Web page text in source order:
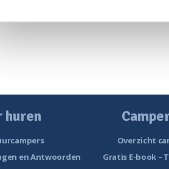
huren
en Antwoorden
Overzicht
Gratis E-book –